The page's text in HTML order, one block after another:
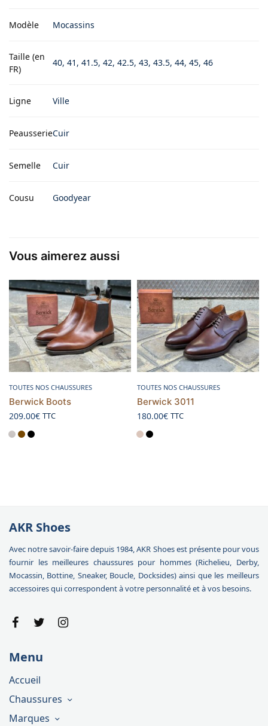
Modèle Mocassins
Taille (en
FR)
40, 41, 41.5, 42, 42.5, 43, 43.5, 44, 45, 46
Ligne Ville
PeausserieCuir
Semelle Cuir
Cousu Goodyear
Vous aimerez aussi
Choix des options
TOUTES NOS CHAUSSURES
Berwick Boots
209.00€ TTC
Choix des options
TOUTES NOS CHAUSSURES
Berwick 3011
180.00€ TTC
AKR Shoes
Avec notre savoir-faire depuis 1984, AKR Shoes est présente pour vous
fournir les meilleures chaussures pour hommes (Richelieu, Derby,
Mocassin, Bottine, Sneaker, Boucle, Docksides) ainsi que les meilleurs
accessoires qui correspondent à votre personnalité et à vos besoins.
Menu
Accueil
Chaussures
Marques